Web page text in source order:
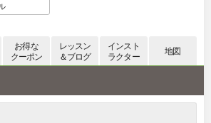
お得な
クーポン
レッスン
＆ブログ
インスト
ラクター
地図